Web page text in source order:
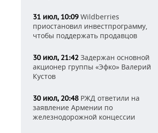
31 июл, 10:09 Wildberries
приостановил инвестпрограмму,
чтобы поддержать продавцов
30 июл, 21:42 Задержан основной
акционер группы «Эфко» Валерий
Кустов
30 июл, 20:48 РЖД ответили на
заявление Армении по
железнодорожной концессии